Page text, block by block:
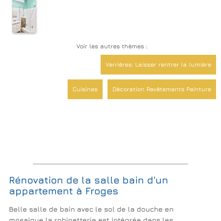
Voir les autres thèmes :
Verrières: Laisser rentrer la lumière
Décoration Revêtements Peinture
Cuisines
Rénovation de la salle bain d'un
appartement à Froges
Belle salle de bain avec le sol de la douche en